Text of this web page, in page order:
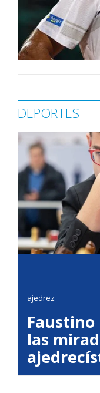
DEPORTES
ajedrez
las